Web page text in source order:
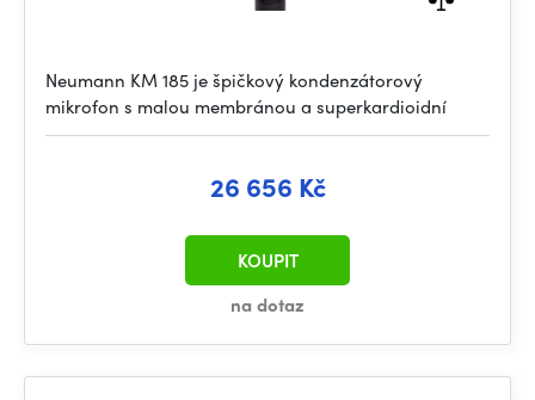
Neumann KM 185 je špičkový kondenzátorový
mikrofon s malou membránou a superkardioidní
26 656 Kč
na dotaz
KOUPIT